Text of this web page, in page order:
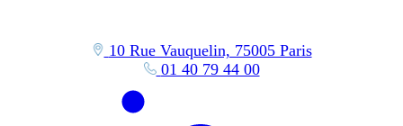
10 Rue Vauquelin, 75005 Paris
01 40 79 44 00